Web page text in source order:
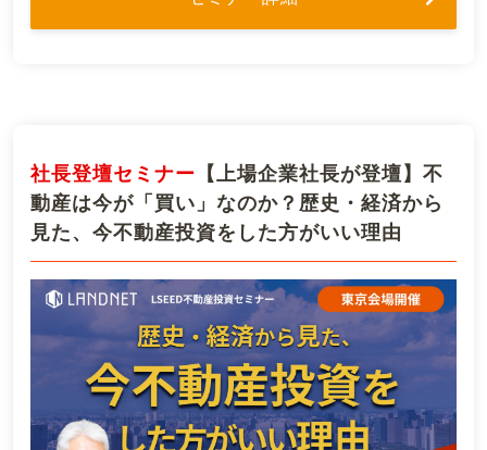
社長登壇セミナー 【上場企業社長が登壇】不
動産は今が「買い」なのか？歴史・経済から
見た、今不動産投資をした方がいい理由